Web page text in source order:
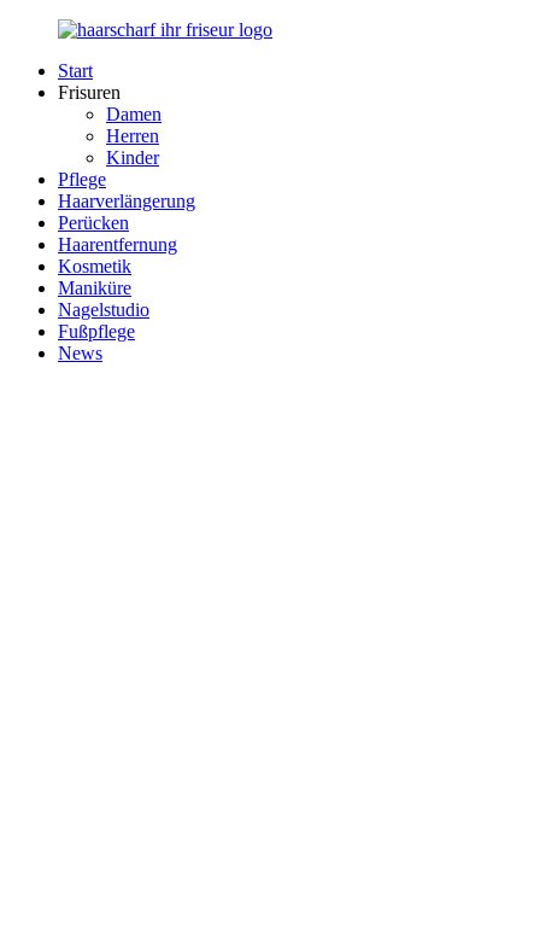
Zurück
Inhalt
Haarscharf
Händen
Start
Frisuren
Damen
Herren
Kinder
Pflege
Haarverlängerung
Perücken
Haarentfernung
Kosmetik
Maniküre
Nagelstudio
Fußpflege
News